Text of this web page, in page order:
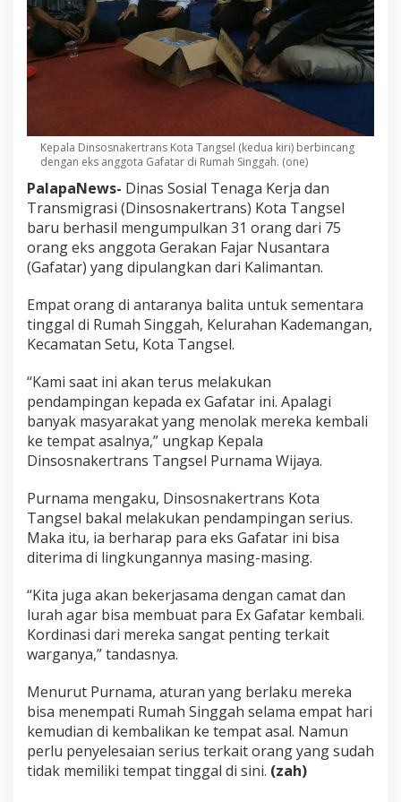
Kepala Dinsosnakertrans Kota Tangsel (kedua kiri) berbincang
dengan eks anggota Gafatar di Rumah Singgah. (one)
PalapaNews- Dinas Sosial Tenaga Kerja dan
Transmigrasi (Dinsosnakertrans) Kota Tangsel
baru berhasil mengumpulkan 31 orang dari 75
orang eks anggota Gerakan Fajar Nusantara
(Gafatar) yang dipulangkan dari Kalimantan.
Empat orang di antaranya balita untuk sementara
tinggal di Rumah Singgah, Kelurahan Kademangan,
Kecamatan Setu, Kota Tangsel.
“Kami saat ini akan terus melakukan
pendampingan kepada ex Gafatar ini. Apalagi
banyak masyarakat yang menolak mereka kembali
ke tempat asalnya,” ungkap Kepala
Dinsosnakertrans Tangsel Purnama Wijaya.
Purnama mengaku, Dinsosnakertrans Kota
Tangsel bakal melakukan pendampingan serius.
Maka itu, ia berharap para eks Gafatar ini bisa
diterima di lingkungannya masing-masing.
“Kita juga akan bekerjasama dengan camat dan
lurah agar bisa membuat para Ex Gafatar kembali.
Kordinasi dari mereka sangat penting terkait
warganya,” tandasnya.
Menurut Purnama, aturan yang berlaku mereka
bisa menempati Rumah Singgah selama empat hari
kemudian di kembalikan ke tempat asal. Namun
perlu penyelesaian serius terkait orang yang sudah
tidak memiliki tempat tinggal di sini. (zah)